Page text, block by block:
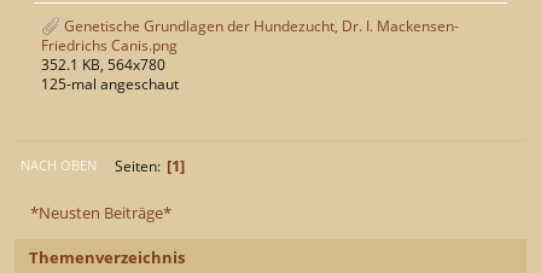
*Neusten Beiträge*
Themenverzeichnis
Genetische Grundlagen der Hundezucht, Dr. I. Mackensen-
Friedrichs Canis.png
352.1 KB, 564x780
125-mal angeschaut
NACH OBEN Seiten 1